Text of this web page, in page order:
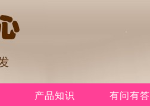
产品知识 有问有答